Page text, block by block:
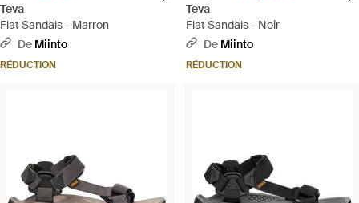
Teva
Flat Sandals - Marron
De Miinto
RÉDUCTION
Teva
Flat Sandals - Noir
De Miinto
RÉDUCTION